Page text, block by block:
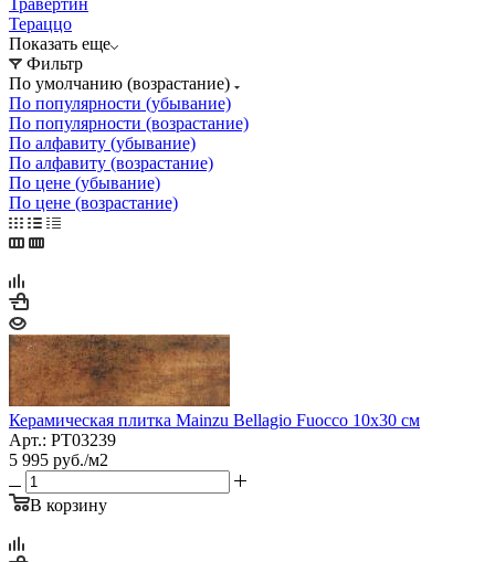
Тераццо
Показать еще
Фильтр
По умолчанию (возрастание)
По популярности (убывание)
По популярности (возрастание)
По алфавиту (убывание)
По алфавиту (возрастание)
По цене (убывание)
По цене (возрастание)
Керамическая плитка Mainzu Bellagio Fuocco 10x30 см
Арт.: PT03239
5 995 руб./м2
В корзину